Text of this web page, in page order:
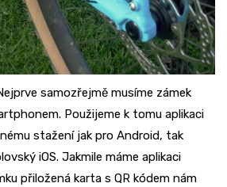
samozřejmě musíme zámek
Použijeme k tomu aplikaci
stažení jak pro Android, tak
iOS. Jakmile máme aplikaci
přiložená karta s QR kódem nám